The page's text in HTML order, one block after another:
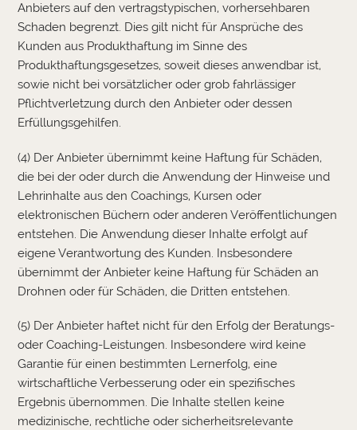
Anbieters auf den vertragstypischen, vorhersehbaren
Schaden begrenzt. Dies gilt nicht für Ansprüche des
Kunden aus Produkthaftung im Sinne des
Produkthaftungsgesetzes, soweit dieses anwendbar ist,
sowie nicht bei vorsätzlicher oder grob fahrlässiger
Pflichtverletzung durch den Anbieter oder dessen
Erfüllungsgehilfen.
(4) Der Anbieter übernimmt keine Haftung für Schäden,
die bei der oder durch die Anwendung der Hinweise und
Lehrinhalte aus den Coachings, Kursen oder
elektronischen Büchern oder anderen Veröffentlichungen
entstehen. Die Anwendung dieser Inhalte erfolgt auf
eigene Verantwortung des Kunden. Insbesondere
übernimmt der Anbieter keine Haftung für Schäden an
Drohnen oder für Schäden, die Dritten entstehen.
(5) Der Anbieter haftet nicht für den Erfolg der Beratungs-
oder Coaching-Leistungen. Insbesondere wird keine
Garantie für einen bestimmten Lernerfolg, eine
wirtschaftliche Verbesserung oder ein spezifisches
Ergebnis übernommen. Die Inhalte stellen keine
medizinische, rechtliche oder sicherheitsrelevante